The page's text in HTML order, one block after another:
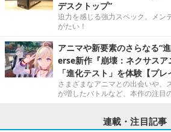
デスクトップ”
迫力を感じる強力スペック。メン
がたい！
アニマや新要素のさらなる“
erse新作『崩壊：ネクサス
「進化テスト」を体験【プレ
さまざまなアニマとの出会いや、
が増したバトルなど、本作の注目
連載・注目記事